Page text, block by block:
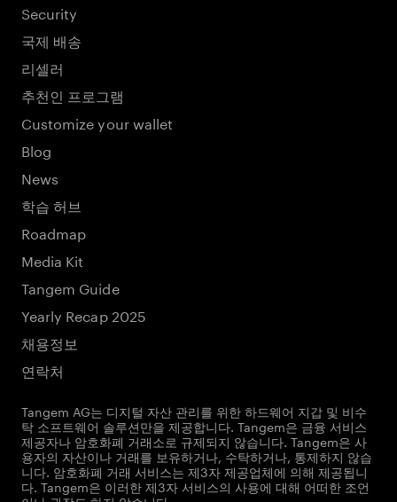
Security
국제 배송
리셀러
추천인 프로그램
Customize your wallet
Blog
News
학습 허브
Roadmap
Media Kit
Tangem Guide
Yearly Recap 2025
채용정보
연락처
Tangem AG는 디지털 자산 관리를 위한 하드웨어 지갑 및 비수
탁 소프트웨어 솔루션만을 제공합니다. Tangem은 금융 서비스
제공자나 암호화폐 거래소로 규제되지 않습니다. Tangem은 사
용자의 자산이나 거래를 보유하거나, 수탁하거나, 통제하지 않습
니다. 암호화폐 거래 서비스는 제3자 제공업체에 의해 제공됩니
다. Tangem은 이러한 제3자 서비스의 사용에 대해 어떠한 조언